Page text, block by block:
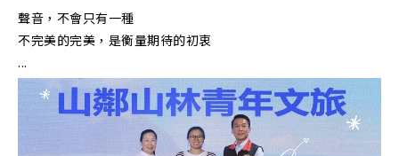
聲音，不會只有一種
不完美的完美，是衡量期待的初衷
...